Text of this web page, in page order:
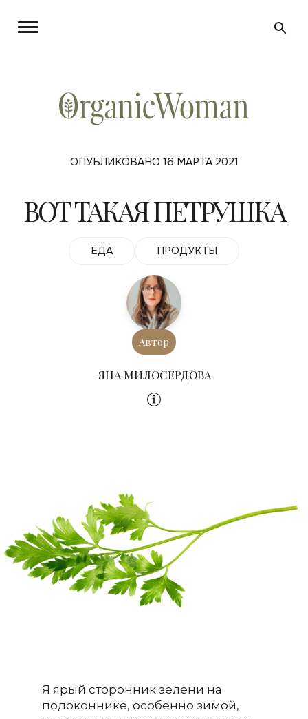
ОПУБЛИКОВАНО 16 МАРТА 2021
ВОТ ТАКАЯ ПЕТРУШКА
ЕДА ПРОДУКТЫ
Автор
ЯНА МИЛОСЕРДОВА
Я ярый сторонник зелени на
подоконнике, особенно зимой,